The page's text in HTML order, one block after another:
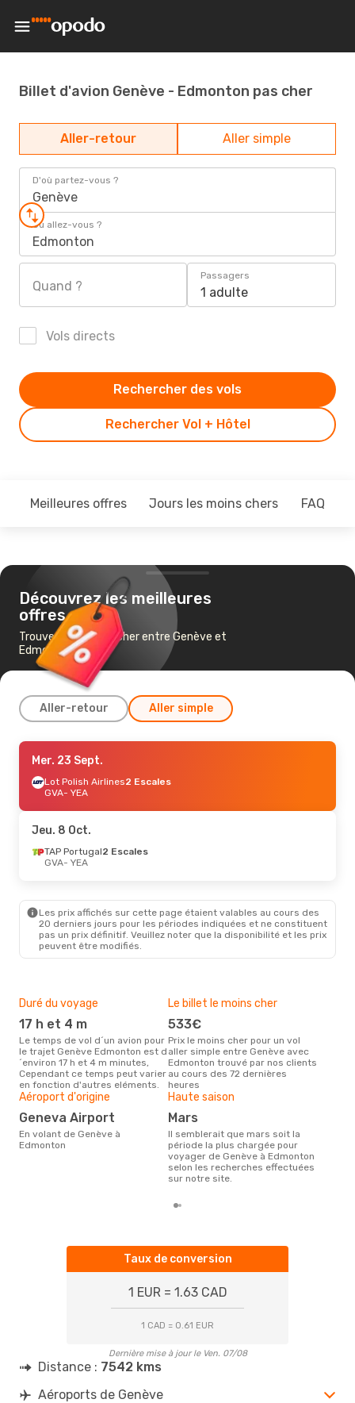
Billet d'avion Genève - Edmonton pas cher
Aller-retour Aller simple
D'où partez-vous ?
Genève
Où allez-vous ?
Edmonton
Quand ?
Passagers
1 adulte
Vols directs
Rechercher Vol + Hôtel
Rechercher des vols
Meilleures offres Jours les moins chers FAQ
Découvrez les meilleures
offres
Trouvez un vol pas cher entre Genève et
Edmonton
Aller-retour Aller simple
Lun. 5 Oct.- Mar. 6 Oct.
TAP Portugal2 Escales
GVA- YEA
YEA- GVA
Mer. 23 Sept.
Lot Polish Airlines2 Escales
GVA- YEA
Jeu. 8 Oct.
TAP Portugal2 Escales
GVA- YEA
Les prix affichés sur cette page étaient valables au cours des
20 derniers jours pour les périodes indiquées et ne constituent
pas un prix définitif. Veuillez noter que la disponibilité et les prix
peuvent être modifiés.
Duré du voyage
17 h et 4 m
Le temps de vol d´un avion pour
le trajet Genève Edmonton est d
´environ 17 h et 4 m minutes,
Cependant ce temps peut varier
en fonction d'autres eléments.
Le billet le moins cher
533€
Prix le moins cher pour un vol
aller simple entre Genève avec
Edmonton trouvé par nos clients
au cours des 72 dernières
heures
Aéroport d'origine
Geneva Airport
En volant de Genève à
Edmonton
Haute saison
mars
Il semblerait que mars soit la
période la plus chargée pour
voyager de Genève à Edmonton
selon les recherches effectuées
sur notre site.
Taux de conversion
1 EUR = 1.63 CAD
1 CAD = 0.61 EUR
Dernière mise à jour le Ven. 07/08
Distance : 7542 kms
Aéroports de Genève